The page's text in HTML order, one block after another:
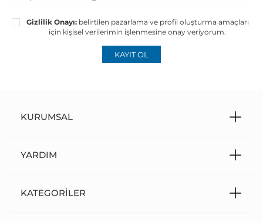
Gizlilik Onayı:belirtilen pazarlama ve profil oluşturma amaçları
için kişisel verilerimin işlenmesine onay veriyorum.
KAYIT OL
KURUMSAL
YARDIM
KATEGORILER